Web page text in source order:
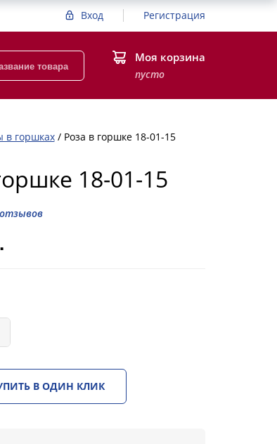
Вход Регистрация
Моя корзина
пусто
в горшках / Роза в горшке 18-01-15
18-01-15
В ОДИН КЛИК